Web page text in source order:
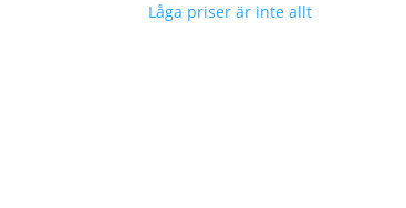
Låga priser är inte allt